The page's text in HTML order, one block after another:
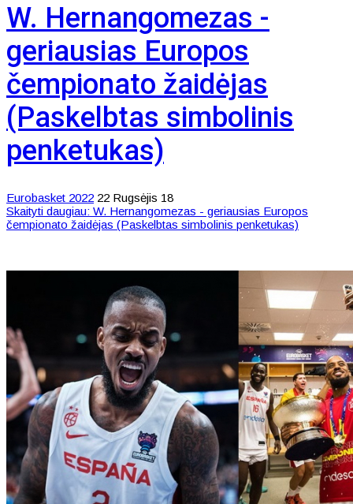
W. Hernangomezas -
geriausias Europos
čempionato žaidėjas
(Paskelbtas simbolinis
penketukas)
Eurobasket 2022 22 Rugsėjis 18
Skaityti daugiau: W. Hernangomezas - geriausias Europos
čempionato žaidėjas (Paskelbtas simbolinis penketukas)